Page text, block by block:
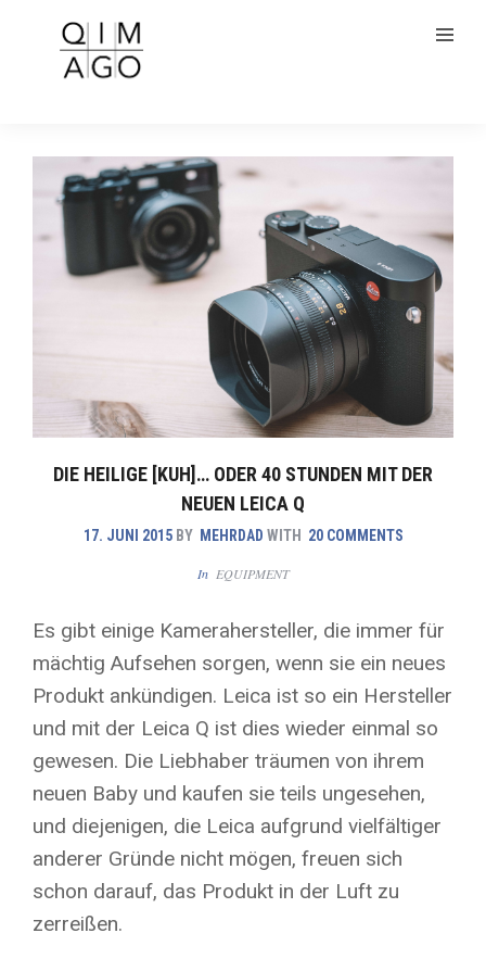
DIE HEILIGE [KUH]… ODER 40 STUNDEN MIT DER
NEUEN LEICA Q
17. JUNI 2015 BY MEHRDAD WITH 20 COMMENTS
In EQUIPMENT
Es gibt einige Kamerahersteller, die immer für
mächtig Aufsehen sorgen, wenn sie ein neues
Produkt ankündigen. Leica ist so ein Hersteller
und mit der Leica Q ist dies wieder einmal so
gewesen. Die Liebhaber träumen von ihrem
neuen Baby und kaufen sie teils ungesehen,
und diejenigen, die Leica aufgrund vielfältiger
anderer Gründe nicht mögen, freuen sich
schon darauf, das Produkt in der Luft zu
zerreißen.